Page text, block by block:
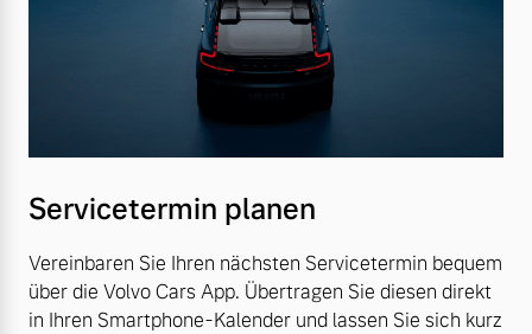
Servicetermin planen
Vereinbaren Sie Ihren nächsten Servicetermin bequem
über die Volvo Cars App. Übertragen Sie diesen direkt
in Ihren Smartphone-Kalender und lassen Sie sich kurz